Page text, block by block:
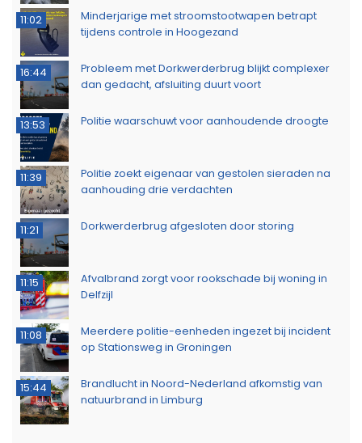
11:02
Minderjarige met stroomstootwapen betrapt
tijdens controle in Hoogezand
16:44
Probleem met Dorkwerderbrug blijkt complexer
dan gedacht, afsluiting duurt voort
13:53 Politie waarschuwt voor aanhoudende droogte
11:39
Politie zoekt eigenaar van gestolen sieraden na
aanhouding drie verdachten
11:21 Dorkwerderbrug afgesloten door storing
11:15
Afvalbrand zorgt voor rookschade bij woning in
Delfzijl
11:08
Meerdere politie-eenheden ingezet bij incident
op Stationsweg in Groningen
15:44
Brandlucht in Noord-Nederland afkomstig van
natuurbrand in Limburg